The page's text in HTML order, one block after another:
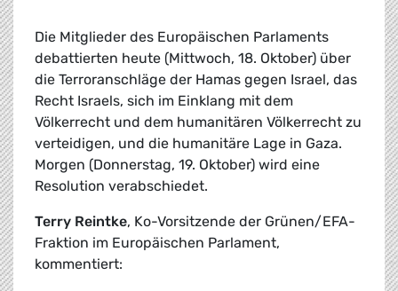
Die Mitglieder des Europäischen Parlaments
debattierten heute (Mittwoch, 18. Oktober) über
die Terroranschläge der Hamas gegen Israel, das
Recht Israels, sich im Einklang mit dem
Völkerrecht und dem humanitären Völkerrecht zu
verteidigen, und die humanitäre Lage in Gaza.
Morgen (Donnerstag, 19. Oktober) wird eine
Resolution verabschiedet.
Terry Reintke, Ko-Vorsitzende der Grünen/EFA-
Fraktion im Europäischen Parlament,
kommentiert: